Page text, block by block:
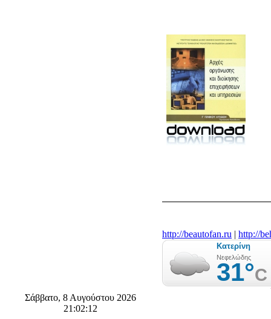
http://beautofan.ru | http://
Σάββατο, 8 Αυγούστου 2026
21:02:13